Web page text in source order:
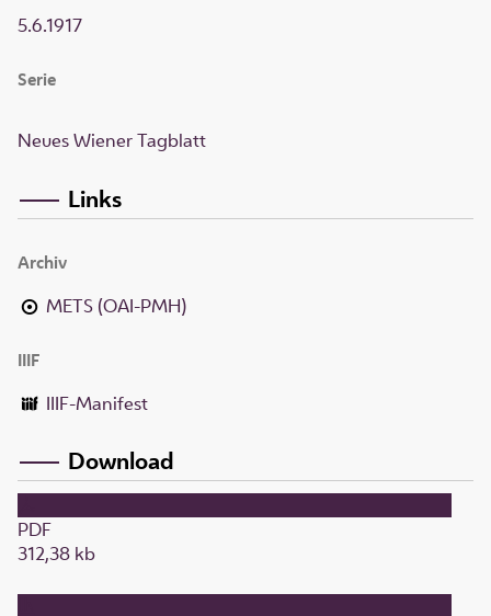
5.6.1917
Serie
Neues Wiener Tagblatt
Links
Archiv
METS (OAI-PMH)
IIIF
IIIF-Manifest
Download
PDF
312,38 kb